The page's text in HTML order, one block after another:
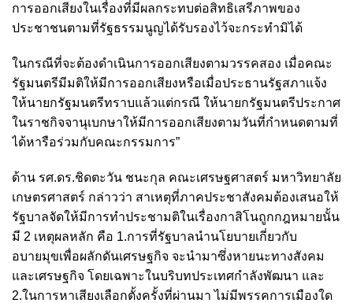
การออกเสียงในเรื่องที่มีผลกระทบต่อสิทธิเสรีภาพของ
ประชาชนตามที่รัฐธรรมนูญได้รับรองไว้จะกระทำมิได้
ในกรณีที่จะต้องดำเนินการออกเสียงตามวรรคสอง เมื่อคณะ
รัฐมนตรีมีมติให้มีการออกเสียงหรือเมื่อประธานรัฐสภาแจ้ง
ให้นายกรัฐมนตรีทราบแล้วแต่กรณี ให้นายกรัฐมนตรีประกาศ
ในราชกิจจานุเบกษาให้มีการออกเสียงตามวันที่กำหนดตามที่
ได้หารือร่วมกับคณะกรรมการ”
ด้าน รศ.ดร.ชิดตะวัน ชนะกุล คณะเศรษฐศาสตร์ มหาวิทยาลัย
เกษตรศาสตร์ กล่าวว่า สาเหตุที่ภาคประชาสังคมต้องเสนอให้
รัฐบาลจัดให้มีการทำประชามติในเรื่องกาสิโนถูกกฎหมายนั้น
มี 2 เหตุผลหลัก คือ 1.การที่รัฐบาลนำนโยบายเกี่ยวกับ
อบายมุขเพื่อผลักดันเศรษฐกิจ จะนำมาซึ่งหายนะทางสังคม
และเศรษฐกิจ โดยเฉพาะในบริบทประเทศกำลังพัฒนา และ
2.ในการหาเสียงเลือกตั้งครั้งที่ผ่านมา ไม่มีพรรคการเมืองใด